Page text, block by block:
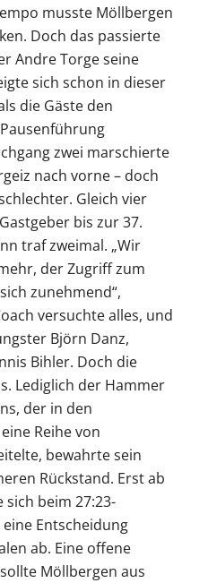
musste Möllbergen
Doch das passierte
Andre Torge seine
sich schon in dieser
die Gäste den
zwei marschierte
nach vorne – doch
Gleich vier
bis zur 37.
traf zweimal. „Wir
der Zugriff zum
zunehmend“,
versuchte alles, und
Björn Danz,
Bihler. Doch die
Lediglich der Hammer
der in den
Reihe von
bewahrte sein
Rückstand. Erst ab
beim 27:23-
Entscheidung
ab. Eine offene
Möllbergen aus